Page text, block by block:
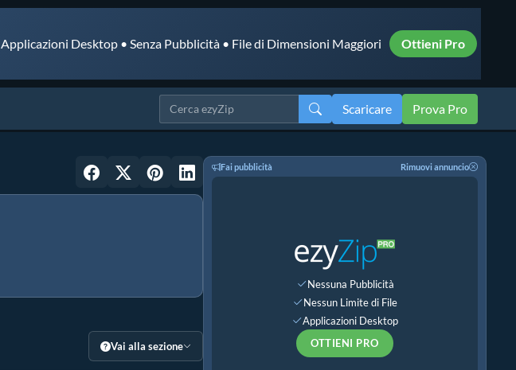
Applicazioni Desktop • Senza Pubblicità • File di Dimensioni Maggiori Ottieni Pro
Scaricare Prova Pro
Vai alla sezione
Fai pubblicità Rimuovi annuncio
Nessuna Pubblicità
Nessun Limite di File
Applicazioni Desktop
OTTIENI PRO